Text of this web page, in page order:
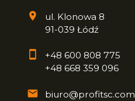
ul. Klonowa 8
91-039 Łódź
+48 600 808 775
+48 668 359 096
biuro@profitsc.com